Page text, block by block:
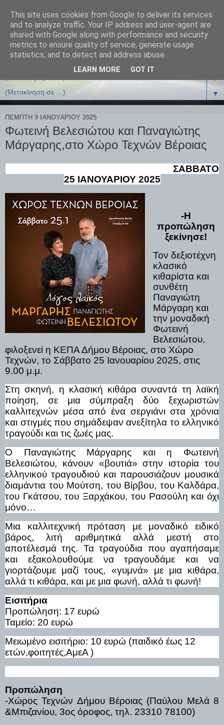
▼
▼
ΠΈΜΠΤΗ 9 ΙΑΝΟΥΑΡΊΟΥ 2025
Φωτεινή Βελεσιώτου και Παναγιώτης
Μάργαρης,στο Χώρο Τεχνών Βέροιας
ΣΑΒΒΑΤΟ
25 ΙΑΝΟΥΑΡΙΟΥ 2025
-Η
προπώληση
ξεκίνησε!
Τον δεξιοτέχνη
κλασικό
κιθαρίστα και
συνθέτη
Παναγιώτη
Μάργαρη και
την μοναδική
Φωτεινή
Βελεσιώτου,
φιλοξενεί η ΚΕΠΑ Δήμου Βέροιας, στο Χώρο
Τεχνών, το Σάββατο 25 Ιανουαρίου 2025, στις
9.00 μ.μ.
Στη σκηνή, η κλασική κιθάρα συναντά τη λαϊκή
ποίηση, σε μια σύμπραξη δύο ξεχωριστών
καλλιτεχνών μέσα από ένα σεργιάνι στα χρόνια
και στιγμές που σημάδεψαν ανεξίτηλα το ελληνικό
τραγούδι και τις ζωές μας.
Ο Παναγιώτης Μάργαρης και η Φωτεινή
Βελεσιώτου, κάνουν «βουτιά» στην ιστορία του
ελληνικού τραγουδιού και παρουσιάζουν μουσικά
διαμάντια του Μούτση, του Βίρβου, του Καλδάρα,
του Γκάτσου, του Ξαρχάκου, του Ρασούλη και όχι
μόνο…
Μια καλλιτεχνική πρόταση με μοναδικό ειδικό
βάρος, λιτή αριθμητικά αλλά μεστή στο
αποτέλεσμά της. Τα τραγούδια που αγαπήσαμε
και εξακολουθούμε να τραγουδάμε και να
γιορτάζουμε μαζί τους, «γυμνά» με μια κιθάρα,
αλλά τι κιθάρα, και με μια φωνή, αλλά τι φωνή!
Εισιτήρια
Προπώληση: 17 ευρώ
Ταμείο: 20 ευρώ
Μειωμένο εισιτήριο: 10 ευρώ (παιδικό έως 12
ετών,φοιτητές,ΑμεΑ )
Προπώληση
-Χώρος Τεχνών Δήμου Βέροιας (Παύλου Μελά 8
&Μπιζανίου, 3ος όροφος, τηλ. 23310 78100)
This site uses cookies from Google to deliver its services
and to analyze traffic. Your IP address and user-agent are
shared with Google along with performance and security
metrics to ensure quality of service, generate usage
statistics, and to detect and address abuse.
LEARN MORE GOT IT